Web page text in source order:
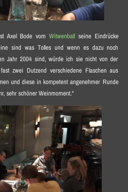
Axel Bode vom Witwenballseine Eindrücke
sind was Tolles und wenn es dazu noch
Jahr 2004 sind, würde ich sie nicht von der
zwei Dutzend verschiedene Flaschen aus
und diese in kompetent angenehmer Runde
sehr schöner Weinmoment.“